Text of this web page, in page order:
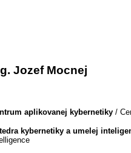
Jozef Mocnej
aplikovanej kybernetiky/
kybernetiky a umelej